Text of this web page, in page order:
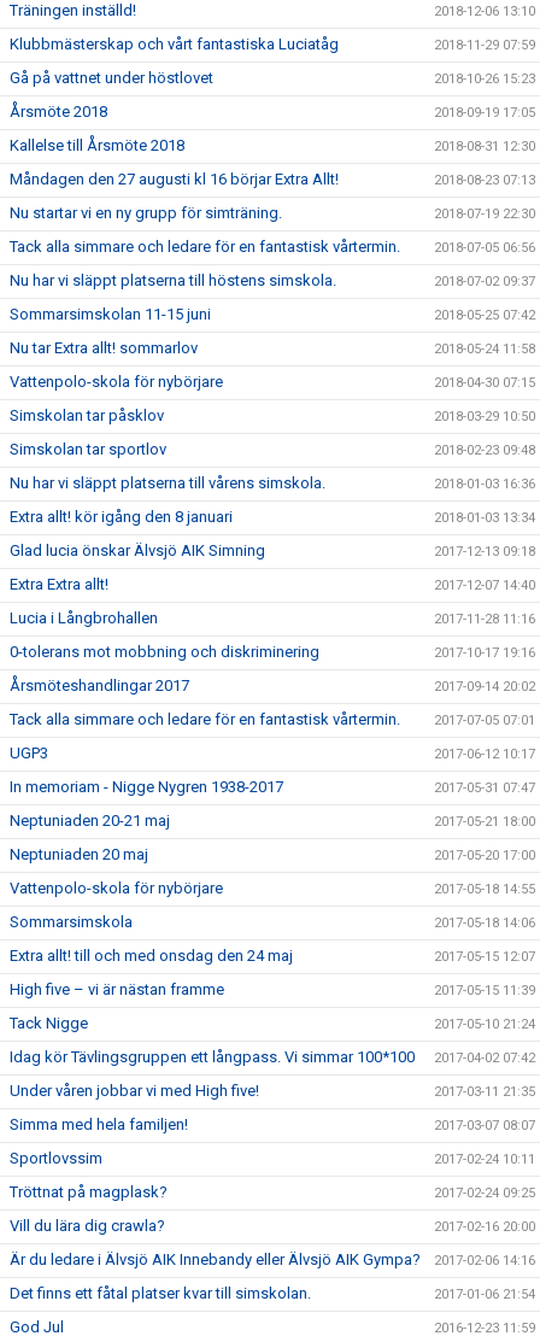
Träningen inställd! 2018-12-06 13:10
Klubbmästerskap och vårt fantastiska Luciatåg 2018-11-29 07:59
Gå på vattnet under höstlovet 2018-10-26 15:23
Årsmöte 2018 2018-09-19 17:05
Kallelse till Årsmöte 2018 2018-08-31 12:30
Måndagen den 27 augusti kl 16 börjar Extra Allt! 2018-08-23 07:13
Nu startar vi en ny grupp för simträning. 2018-07-19 22:30
Tack alla simmare och ledare för en fantastisk vårtermin. 2018-07-05 06:56
Nu har vi släppt platserna till höstens simskola. 2018-07-02 09:37
Sommarsimskolan 11-15 juni 2018-05-25 07:42
Nu tar Extra allt! sommarlov 2018-05-24 11:58
Vattenpolo-skola för nybörjare 2018-04-30 07:15
Simskolan tar påsklov 2018-03-29 10:50
Simskolan tar sportlov 2018-02-23 09:48
Nu har vi släppt platserna till vårens simskola. 2018-01-03 16:36
Extra allt! kör igång den 8 januari 2018-01-03 13:34
Glad lucia önskar Älvsjö AIK Simning 2017-12-13 09:18
Extra Extra allt! 2017-12-07 14:40
Lucia i Långbrohallen 2017-11-28 11:16
0-tolerans mot mobbning och diskriminering 2017-10-17 19:16
Årsmöteshandlingar 2017 2017-09-14 20:02
Tack alla simmare och ledare för en fantastisk vårtermin. 2017-07-05 07:01
UGP3 2017-06-12 10:17
In memoriam - Nigge Nygren 1938-2017 2017-05-31 07:47
Neptuniaden 20-21 maj 2017-05-21 18:00
Neptuniaden 20 maj 2017-05-20 17:00
Vattenpolo-skola för nybörjare 2017-05-18 14:55
Sommarsimskola 2017-05-18 14:06
Extra allt! till och med onsdag den 24 maj 2017-05-15 12:07
High five – vi är nästan framme 2017-05-15 11:39
Tack Nigge 2017-05-10 21:24
Idag kör Tävlingsgruppen ett långpass. Vi simmar 100*100 2017-04-02 07:42
Under våren jobbar vi med High five! 2017-03-11 21:35
Simma med hela familjen! 2017-03-07 08:07
Sportlovssim 2017-02-24 10:11
Tröttnat på magplask? 2017-02-24 09:25
Vill du lära dig crawla? 2017-02-16 20:00
Är du ledare i Älvsjö AIK Innebandy eller Älvsjö AIK Gympa? 2017-02-06 14:16
Det finns ett fåtal platser kvar till simskolan. 2017-01-06 21:54
God Jul 2016-12-23 11:59